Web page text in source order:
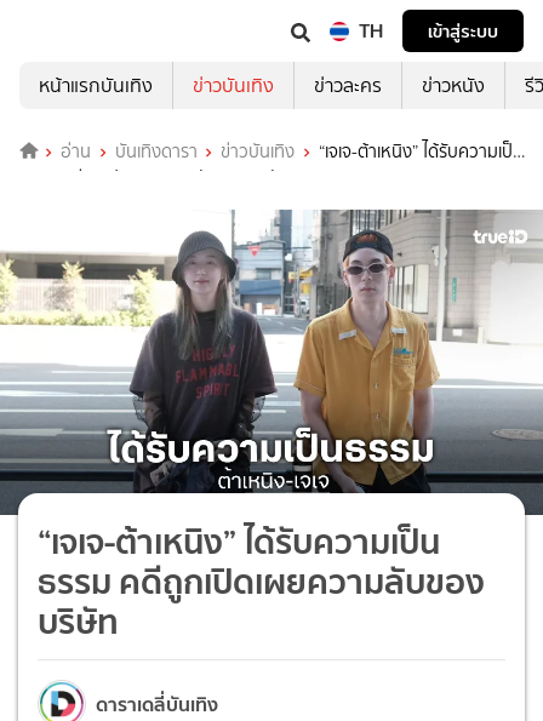
TH
เข้าสู่ระบบ
หน้าแรกบันเทิง
ข่าวบันเทิง ข่าวละคร ข่าวหนัง รี
อ่าน บันเทิงดารา ข่าวบันเทิง
“เจเจ-ต้าเหนิง” ได้รับความเป็น
ธรรม คดีถูกเปิดเผยความลับของบริษัท
“เจเจ-ต้าเหนิง” ได้รับความเป็น
ธรรม คดีถูกเปิดเผยความลับของ
บริษัท
ดาราเดลี่บันเทิง